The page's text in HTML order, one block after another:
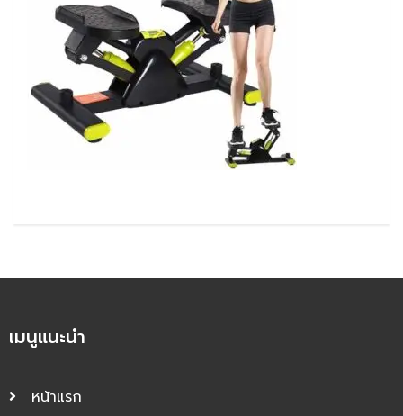
เมนูแนะนำ
หน้าแรก